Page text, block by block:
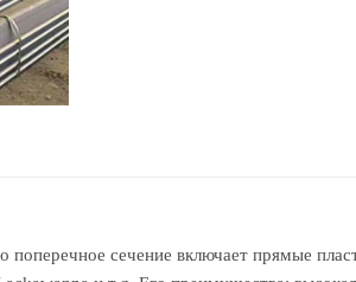
поперечное сечение включает прямые